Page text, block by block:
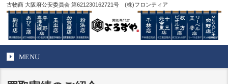
古物商 大阪府公安委員会 第621230162721号 (株)フロンティア
MENU